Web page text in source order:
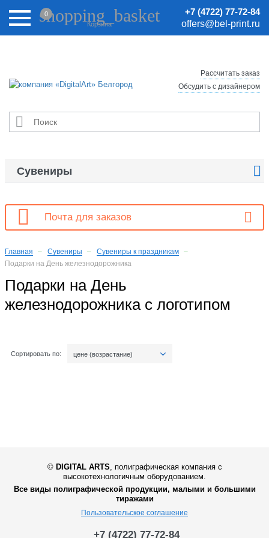
Внимание! Цены на сайте могут быть неактуальными.
Актуальные цены уточняйте у менеджеров.
+7 (4722) 77-72-84
offers@bel-print.ru
shopping_basket
Корзина
0

Рассчитать заказ
Обсудить с дизайнером
Сувениры 
 Почта для заказов
Главная Сувениры
Сувениры к праздникам
Подарки на День железнодорожника
Подарки на День
железнодорожника с логотипом
Сортировать по: цене (возрастание)
© DIGITAL ARTS
полиграфическая компания с
высокотехнологичным оборудованием.
Все виды полиграфической продукции, малыми и большими
тиражами
Пользовательское соглашение
+7 (4722) 77-72-84